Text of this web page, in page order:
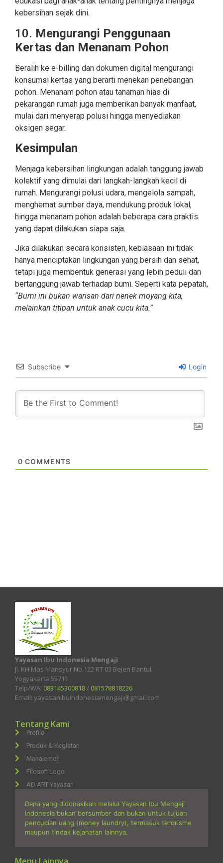
kebersihan sejak dini.
10. Mengurangi Penggunaan
Kertas dan Menanam Pohon
Beralih ke e-billing dan dokumen digital mengurangi
konsumsi kertas yang berarti menekan penebangan
pohon. Menanam pohon atau tanaman hias di
pekarangan rumah juga memberikan banyak manfaat,
mulai dari menyerap polusi hingga menyediakan
oksigen segar.
Kesimpulan
Menjaga kebersihan lingkungan adalah tanggung jawab
kolektif yang dimulai dari langkah-langkah kecil di
rumah. Mengurangi polusi udara, mengelola sampah,
menghemat sumber daya, mendukung produk lokal,
hingga menanam pohon adalah beberapa cara praktis
yang dapat dilakukan siapa saja.
Jika dilakukan secara konsisten, kebiasaan ini tidak
hanya menciptakan lingkungan yang bersih dan sehat,
tetapi juga membentuk generasi yang lebih peduli dan
bertanggung jawab terhadap bumi. Seperti kata pepatah,
“Bumi ini bukan warisan dari nenek moyang kita,
melainkan titipan untuk anak cucu kita.”
Subscribe Login
0 COMMENTS
Yayasan Ibu Indonesia Mengaji
Jl. KH Mas Mansyur No.122 RT 03 Bejen Bantul.
Yogyakarta 55711
Telp/WA: 083145300818/ 081578818226
Email: yayasanibuindonesiamengaji@gmail.com
Tentang Kami
Profile
Produk & Kegiatan
Manajemen
Filosofi Logo
AD ART Yayasan
Dana yang didonasikan melalui Yayasan Ibu Mengaji
Indonesia bukan bersumber dan bukan untuk tujuan
pencucian uang (money laundry), termasuk terorisme
maupun tindak kejahatan lainnya.
Menu Lainnya